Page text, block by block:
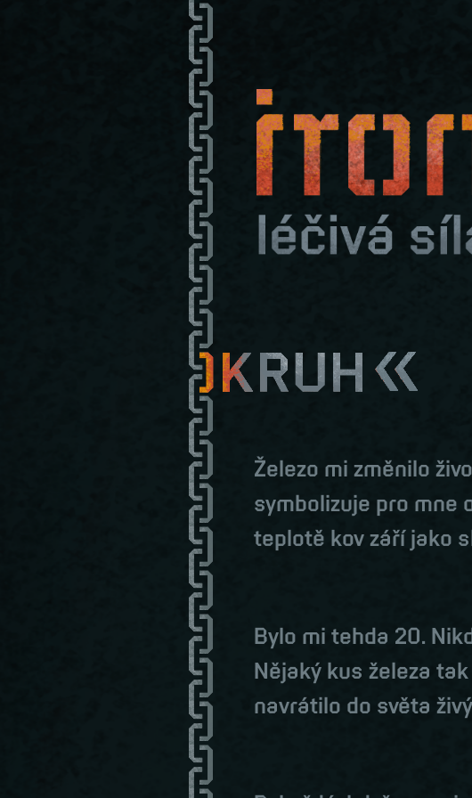
Železo mi změnilo
symbolizuje pro mne
teplotě kov září jako
Bylo mi tehda 20.
Nějaký kus železa
navrátilo do světa